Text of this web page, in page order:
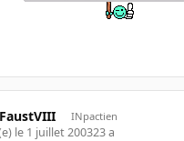
INpactien
le 1 juillet 200323 a